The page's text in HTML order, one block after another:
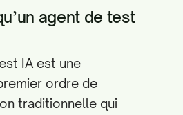
agent de test
IA est une
ordre de
traditionnelle qui